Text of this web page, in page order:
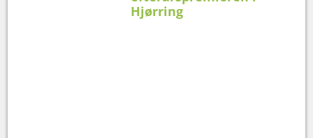
Hjørring